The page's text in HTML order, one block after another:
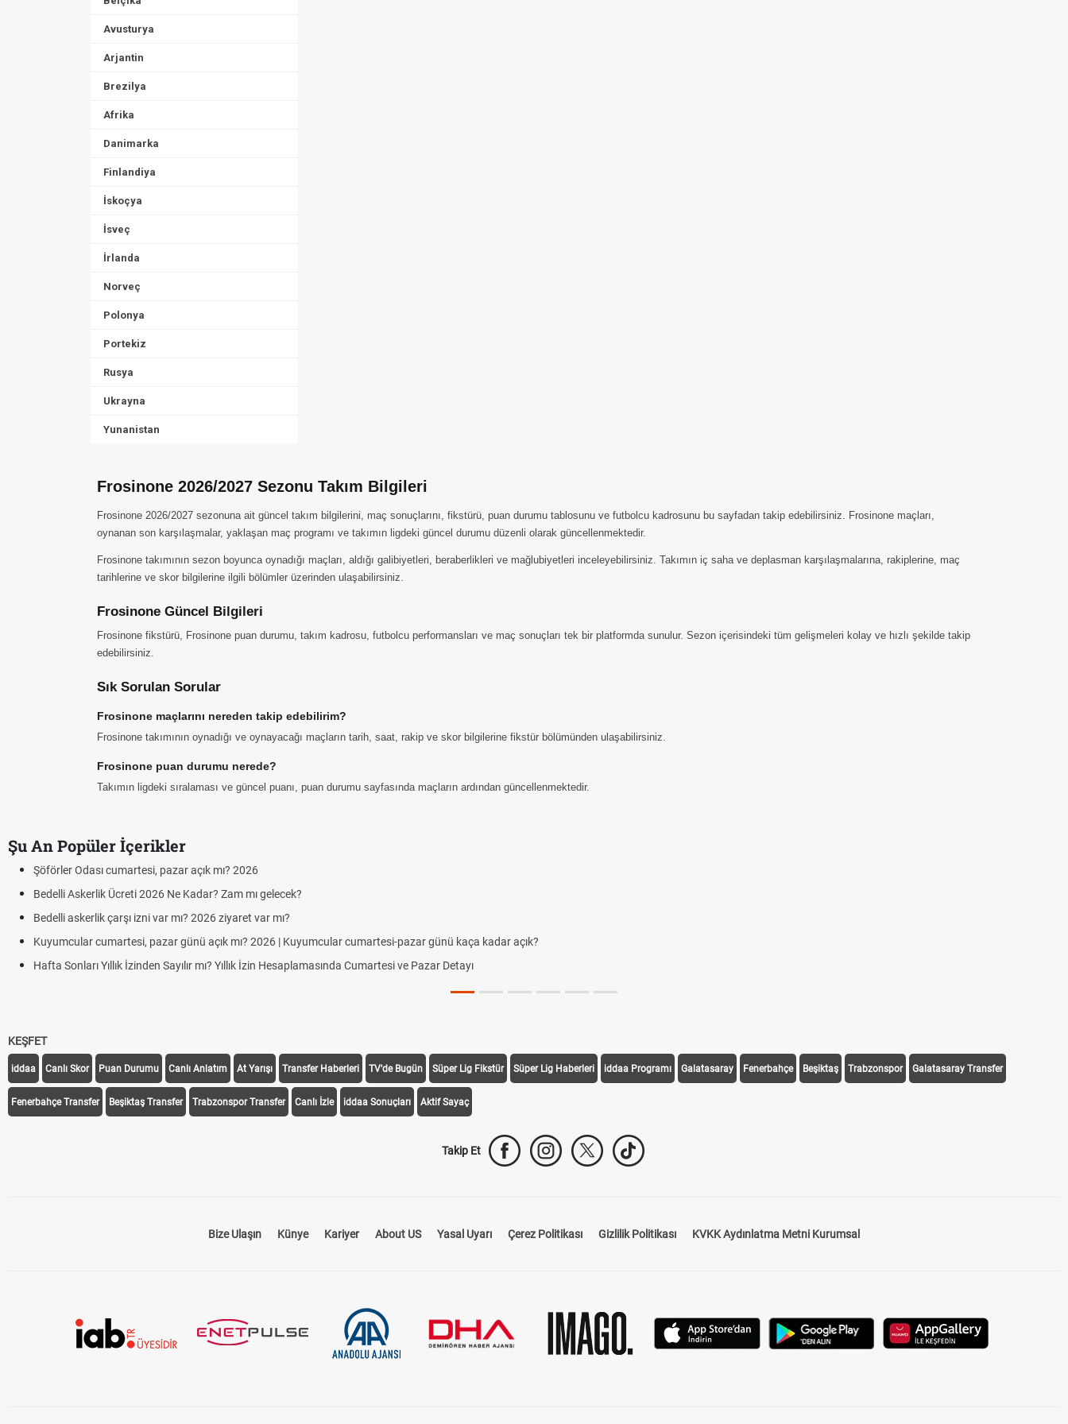
Avusturya
Arjantin
Brezilya
Afrika
Danimarka
Finlandiya
İskoçya
İsveç
İrlanda
Norveç
Polonya
Portekiz
Rusya
Ukrayna
Yunanistan
Frosinone 2026/2027 Sezonu Takım Bilgileri
Frosinone 2026/2027 sezonuna ait güncel takım bilgilerini, maç sonuçlarını, fikstürü, puan durumu tablosunu ve futbolcu kadrosunu bu sayfadan takip edebilirsiniz. Frosinone maçları,
oynanan son karşılaşmalar, yaklaşan maç programı ve takımın ligdeki güncel durumu düzenli olarak güncellenmektedir.
Frosinone takımının sezon boyunca oynadığı maçları, aldığı galibiyetleri, beraberlikleri ve mağlubiyetleri inceleyebilirsiniz. Takımın iç saha ve deplasman karşılaşmalarına, rakiplerine, maç
tarihlerine ve skor bilgilerine ilgili bölümler üzerinden ulaşabilirsiniz.
Frosinone Güncel Bilgileri
Frosinone fikstürü, Frosinone puan durumu, takım kadrosu, futbolcu performansları ve maç sonuçları tek bir platformda sunulur. Sezon içerisindeki tüm gelişmeleri kolay ve hızlı şekilde takip
edebilirsiniz.
Sık Sorulan Sorular
Frosinone maçlarını nereden takip edebilirim?
Frosinone takımının oynadığı ve oynayacağı maçların tarih, saat, rakip ve skor bilgilerine fikstür bölümünden ulaşabilirsiniz.
Frosinone puan durumu nerede?
Takımın ligdeki sıralaması ve güncel puanı, puan durumu sayfasında maçların ardından güncellenmektedir.
Şu An Popüler İçerikler
Şöförler Odası cumartesi, pazar açık mı? 2026
Bedelli Askerlik Ücreti 2026 Ne Kadar? Zam mı gelecek?
Bedelli askerlik çarşı izni var mı? 2026 ziyaret var mı?
Kuyumcular cumartesi, pazar günü açık mı? 2026 | Kuyumcular cumartesi-pazar günü kaça kadar açık?
Hafta Sonları Yıllık İzinden Sayılır mı? Yıllık İzin Hesaplamasında Cumartesi ve Pazar Detayı
KEŞFET
iddaa Canlı Skor Puan Durumu Canlı Anlatım At Yarışı Transfer Haberleri TV'de Bugün Süper Lig Fikstür Süper Lig Haberleri iddaa Programı Galatasaray Fenerbahçe Beşiktaş Trabzonspor Galatasaray Transfer
Fenerbahçe Transfer Beşiktaş Transfer Trabzonspor Transfer Canlı İzle iddaa Sonuçları Aktif Sayaç
Takip Et
Bize Ulaşın Künye Kariyer About US Yasal Uyarı Çerez Politikası Gizlilik Politikası KVKK Aydınlatma Metni Kurumsal